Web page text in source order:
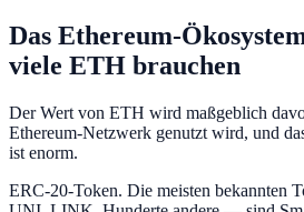
Das Ethereum-
viele ETH brauchen
Der Wert von ETH wird maßgeblich
Ethereum-Netzwerk genutzt wird, und
ist enorm.
ERC-20-Token. Die meisten bekannten